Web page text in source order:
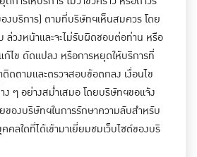
งบริการ) ตามที่บริษัทฯเห็นสมควร โดย
ล่วงหน้าและจะไม่รับผิดชอบต่อท่าน หรือ
ไข ดัดแปลง หรือการหยุดให้บริการที่
ตามและตรวจสอบข้อตกลง เงื่อนไข
ง ๆ อย่างสม่ำเสมอ โดยบริษัทฯขอแจ้ง
ของบริษัทฯในการรักษาความลับสำหรับ
ลใดที่ได้เข้ามาเยี่ยมชมเว็บไซต์ของบริ